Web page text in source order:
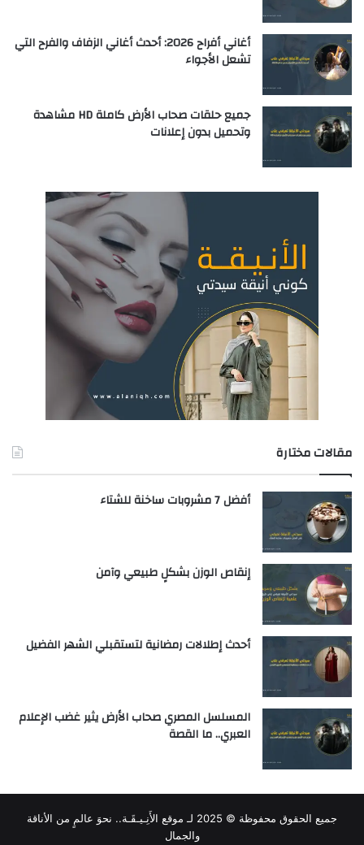
أغاني أفراح 2026: أحدث أغاني الزفاف والفرح التي
تشعل الأجواء
جميع حلقات صحاب الأرض كاملة HD مشاهدة
وتحميل بدون إعلانات
مقالات مختارة
أفضل 7 مشروبات ساخنة للشتاء
إنقاص الوزن بشكلٍ طبيعي وآمن
أحدث إطلالات رمضانية لتستقبلي الشهر الفضيل
المسلسل المصري صحاب الأرض يثير غضب الإعلام
العبري.. ما القصة
جميع الحقوق محفوظة © 2025 لـ
موقع الأَنِـيـقَـة.. نحوَ عالمٍ من الأناقة
والجمال